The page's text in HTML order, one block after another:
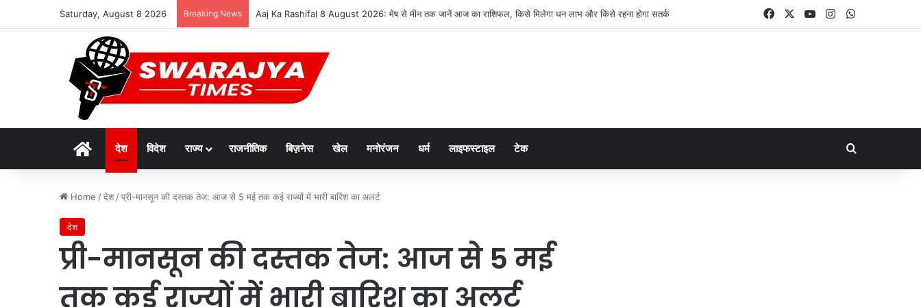
Saturday, August 8 2026 Breaking News दुर्लभ पैंगोलिन तस्करी मामले में आरोपी की जमानत याचिका खारिज FacebookYouTubeInstagram
Homeदेश विदेश राज्य राजनीतिक बिज़नेस खेल मनोरंजन धर्म लाइफस्टाइल टेक Search for
Home /देश /प्री-मानसून की दस्तक तेज: आज से 5 मई तक कई राज्यों में भारी बारिश का अलर्ट
देश
प्री-मानसून की दस्तक तेज: आज से 5 मई
तक कई राज्यों में भारी बारिश का अलर्ट